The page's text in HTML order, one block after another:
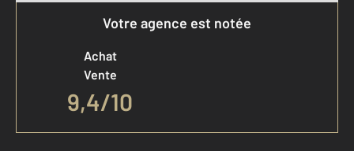
Votre agence est notée
Achat
Vente
9,4/10